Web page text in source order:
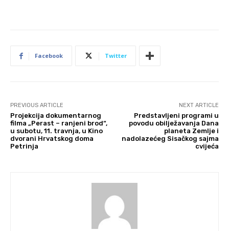
Facebook Twitter
PREVIOUS ARTICLE
Projekcija dokumentarnog
filma „Perast – ranjeni brod“,
u subotu, 11. travnja, u Kino
dvorani Hrvatskog doma
Petrinja
NEXT ARTICLE
Predstavljeni programi u
povodu obilježavanja Dana
planeta Zemlje i
nadolazećeg Sisačkog sajma
cvijeća